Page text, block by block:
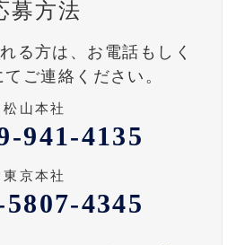
募方法
る方は、お電話もしく
ご連絡ください。
松山本社
941-4135
東京本社
5807-4345